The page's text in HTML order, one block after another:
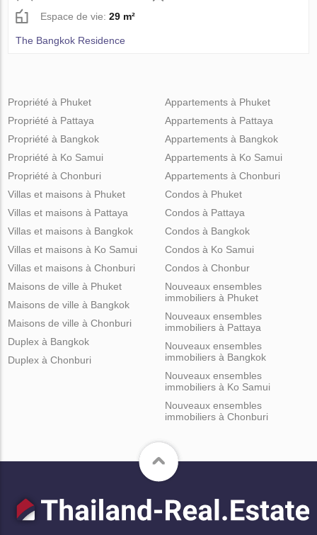
Espace de vie:29 m²
The Bangkok Residence
Propriété à Phuket
Propriété à Pattaya
Propriété à Bangkok
Propriété à Ko Samui
Propriété à Chonburi
Appartements à Phuket
Appartements à Pattaya
Appartements à Bangkok
Appartements à Ko Samui
Appartements à Chonburi
Villas et maisons à Phuket
Villas et maisons à Pattaya
Villas et maisons à Bangkok
Villas et maisons à Ko Samui
Villas et maisons à Chonburi
Condos à Phuket
Condos à Pattaya
Condos à Bangkok
Condos à Ko Samui
Condos à Chonbur
Maisons de ville à Phuket
Maisons de ville à Bangkok
Maisons de ville à Chonburi
Duplex à Bangkok
Duplex à Chonburi
Nouveaux ensembles
immobiliers à Phuket
Nouveaux ensembles
immobiliers à Pattaya
Nouveaux ensembles
immobiliers à Bangkok
Nouveaux ensembles
immobiliers à Ko Samui
Nouveaux ensembles
immobiliers à Chonburi